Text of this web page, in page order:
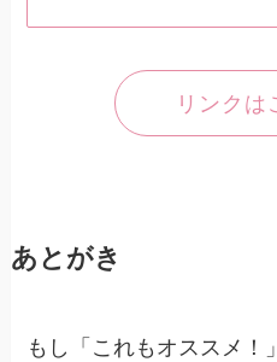
リンクは
あとがき
もし「これもオススメ！